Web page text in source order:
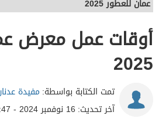
عمان للعطور 2025
أوقات عمل معرض
2025
تمت الكتابة بواسطة: مفيدة
آخر تحديث: 16 نوفمبر 2024 - 7:47م